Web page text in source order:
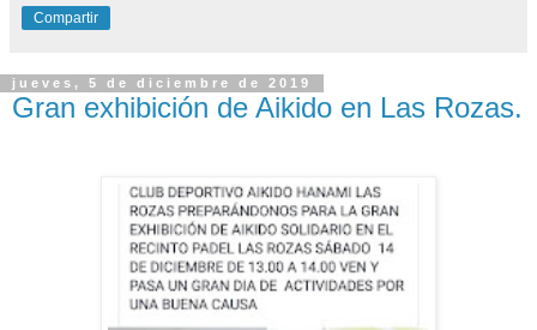
Compartir
jueves, 5 de diciembre de 2019
Gran exhibición de Aikido en Las Rozas.